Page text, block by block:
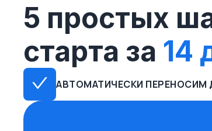
5 простых
старта за 14
АВТОМАТИЧЕСКИ ПЕРЕНОСИМ